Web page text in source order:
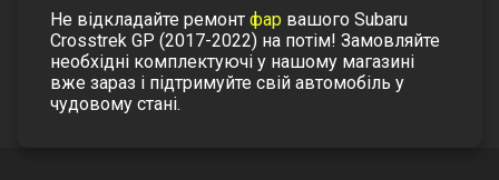
Не відкладайте ремонт фар вашого Subaru
Crosstrek GP (2017-2022) на потім! Замовляйте
необхідні комплектуючі у нашому магазині
вже зараз і підтримуйте свій автомобіль у
чудовому стані.